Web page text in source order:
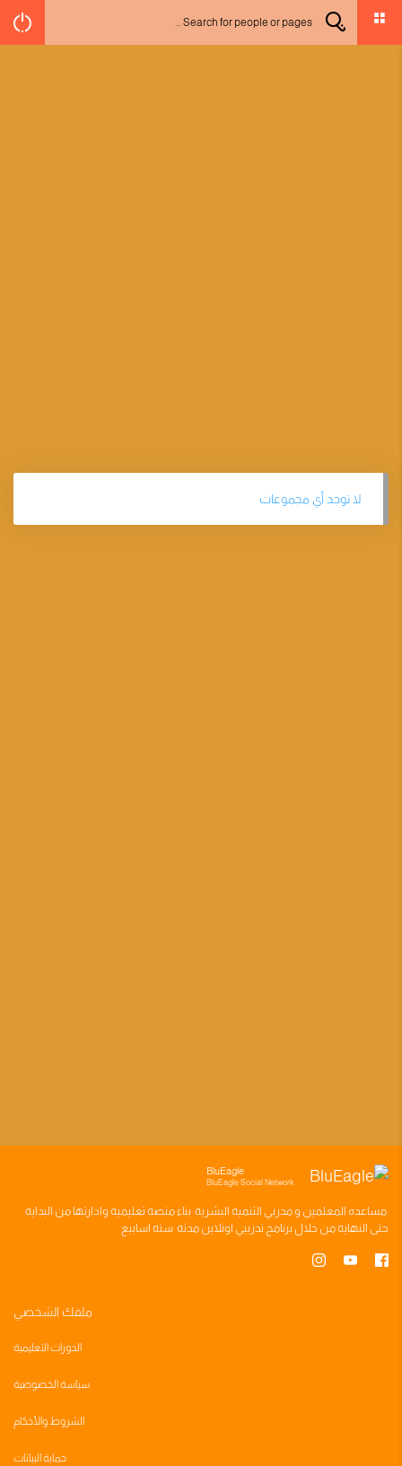
لا توجد أي مجموعات
BluEagle
BluEagle Social Network
مساعده المعلمين ومدربي التنميه البشريه بناءمنصه تعليميه وادارتها من البدايه
حتى النهايه من خلال برنامج تدريبي اونلاين مدته سته اسابيع
ملفك الشخصي
الدورات التعليمية
سياسة الخصوصية
الشروط والأحكام
حماية البيانات